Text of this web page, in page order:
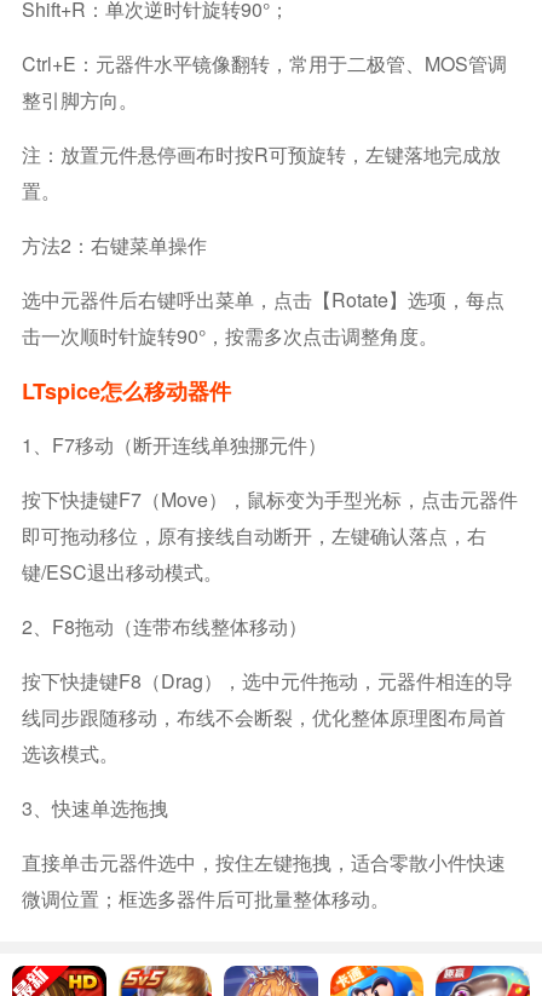
Shift+R：单次逆时针旋转90°；
Ctrl+E：元器件水平镜像翻转，常用于二极管、MOS管调
整引脚方向。
注：放置元件悬停画布时按R可预旋转，左键落地完成放
置。
方法2：右键菜单操作
选中元器件后右键呼出菜单，点击【Rotate】选项，每点
击一次顺时针旋转90°，按需多次点击调整角度。
LTspice怎么移动器件
1、F7移动（断开连线单独挪元件）
按下快捷键F7（Move），鼠标变为手型光标，点击元器件
即可拖动移位，原有接线自动断开，左键确认落点，右
键/ESC退出移动模式。
2、F8拖动（连带布线整体移动）
按下快捷键F8（Drag），选中元件拖动，元器件相连的导
线同步跟随移动，布线不会断裂，优化整体原理图布局首
选该模式。
3、快速单选拖拽
直接单击元器件选中，按住左键拖拽，适合零散小件快速
微调位置；框选多器件后可批量整体移动。